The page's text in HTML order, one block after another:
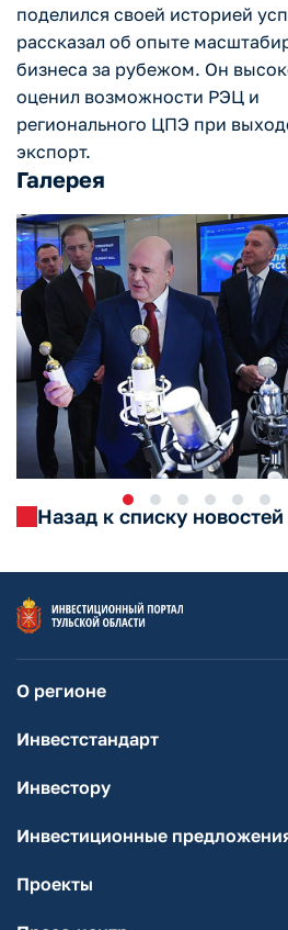
поделился своей историей
рассказал об опыте
бизнеса за рубежом. Он
оценил возможности РЭЦ и
регионального ЦПЭ при
экспорт.
Галерея
Назад к списку новостей
О регионе
Инвестстандарт
Инвестору
Инвестиционные
Проекты